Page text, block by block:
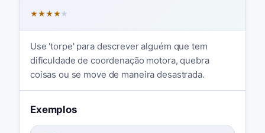
★★★★★
Use 'torpe' para descrever alguém que tem
dificuldade de coordenação motora, quebra
coisas ou se move de maneira desastrada.
Exemplos